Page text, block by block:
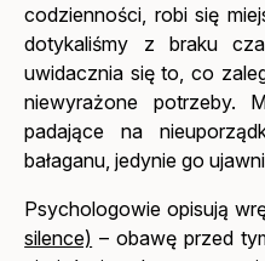
codzienności, robi się
dotykaliśmy z braku
uwidacznia się to, co
niewyrażone potrzeby.
padające na
bałaganu, jedynie go
Psychologowie opisują
silence) – obawę przed